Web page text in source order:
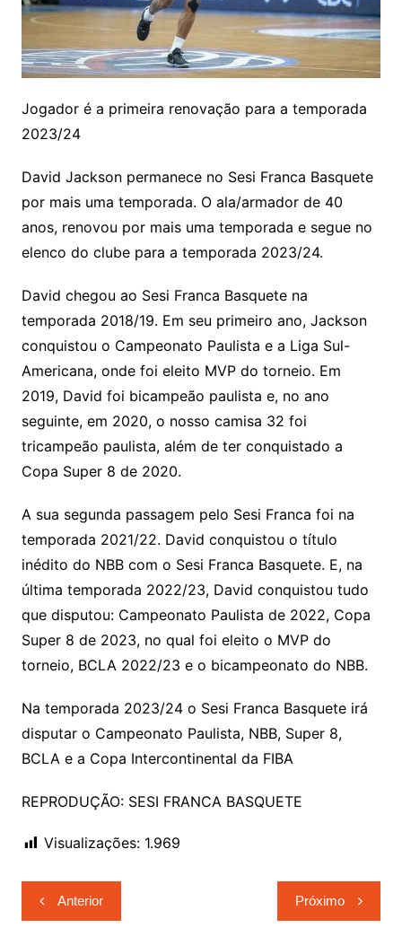
Jogador é a primeira renovação para a temporada
2023/24
David Jackson permanece no Sesi Franca Basquete
por mais uma temporada. O ala/armador de 40
anos, renovou por mais uma temporada e segue no
elenco do clube para a temporada 2023/24.
David chegou ao Sesi Franca Basquete na
temporada 2018/19. Em seu primeiro ano, Jackson
conquistou o Campeonato Paulista e a Liga Sul-
Americana, onde foi eleito MVP do torneio. Em
2019, David foi bicampeão paulista e, no ano
seguinte, em 2020, o nosso camisa 32 foi
tricampeão paulista, além de ter conquistado a
Copa Super 8 de 2020.
A sua segunda passagem pelo Sesi Franca foi na
temporada 2021/22. David conquistou o título
inédito do NBB com o Sesi Franca Basquete. E, na
última temporada 2022/23, David conquistou tudo
que disputou: Campeonato Paulista de 2022, Copa
Super 8 de 2023, no qual foi eleito o MVP do
torneio, BCLA 2022/23 e o bicampeonato do NBB.
Na temporada 2023/24 o Sesi Franca Basquete irá
disputar o Campeonato Paulista, NBB, Super 8,
BCLA e a Copa Intercontinental da FIBA
REPRODUÇÃO: SESI FRANCA BASQUETE
Visualizações: 1.969
Navegação
de
Anterior Próximo